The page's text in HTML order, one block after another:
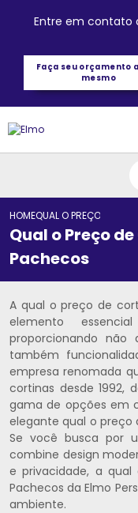
Entre em contato
Faça seu orçamento
mesmo
HOMEQUAL O PREÇO DE
Qual o Preço
Pachecos
A qual o preço de
elemento
proporcionando não
também
empresa renomada
cortinas desde 1992,
gama de opções em
elegante qual o preço
Se você busca por
combine design
e privacidade, a
Pachecos da Elmo
ambiente.